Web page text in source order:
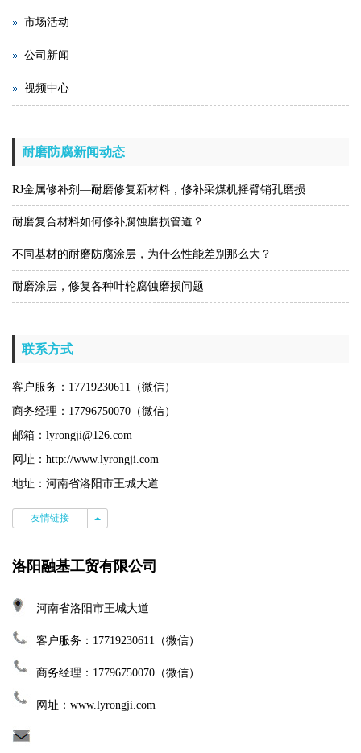
市场活动
公司新闻
视频中心
耐磨防腐新闻动态
RJ金属修补剂—耐磨修复新材料，修补采煤机摇臂销孔磨损
耐磨复合材料如何修补腐蚀磨损管道？
不同基材的耐磨防腐涂层，为什么性能差别那么大？
耐磨涂层，修复各种叶轮腐蚀磨损问题
联系方式
客户服务：17719230611（微信）
商务经理：17796750070（微信）
邮箱：lyrongji@126.com
网址： http://www.lyrongji.com
地址：河南省洛阳市王城大道
友情链接 友情链接
洛阳融基工贸有限公司
河南省洛阳市王城大道
客户服务：17719230611（微信）
商务经理：17796750070（微信）
网址：www.lyrongji.com